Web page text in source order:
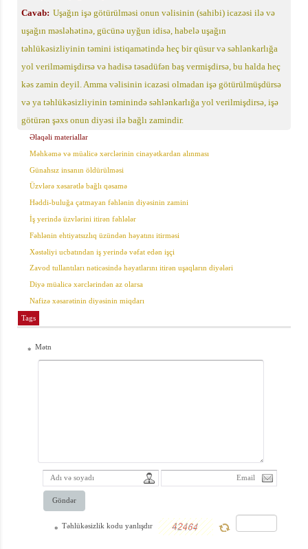
Cavab: Uşağın işə götürülməsi onun vəlisinin (sahibi) icazəsi ilə və
uşağın məsləhətinə, gücünə uyğun idisə, habelə uşağın
təhlükəsizliyinin təmini istiqamətində heç bir qüsur və səhlənkarlığa
yol verilməmişdirsə və hadisə təsadüfən baş vermişdirsə, bu halda heç
kəs zamin deyil. Amma vəlisinin icazəsi olmadan işə götürülmüşdürsə
və ya təhlükəsizliyinin təminində səhlənkarlığa yol verilmişdirsə, işə
götürən şəxs onun diyəsi ilə bağlı zamindir.
Əlaqəli materiallar
Məhkəmə və müalicə xərclərinin cinayətkardan alınması
Günahsız insanın öldürülməsi
Üzvlərə xəsarətlə bağlı qəsamə
Həddi-buluğa çatmayan fəhlənin diyəsinin zamini
İş yerində üzvlərini itirən fəhlələr
Fəhlənin ehtiyatsızlıq üzündən həyatını itirməsi
Xəstəliyi ucbatından iş yerində vəfat edən işçi
Zavod tullantıları nəticəsində həyatlarını itirən uşaqların diyələri
Diyə müalicə xərclərindən az olarsa
Nafizə xəsarətinin diyəsinin miqdarı
Tags
* Mətn
Göndər
* Təhlükəsizlik kodu yanlışdır